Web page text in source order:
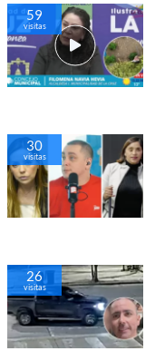
59
visitas
30
visitas
26
visitas